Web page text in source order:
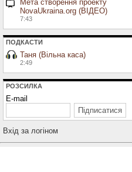
Мета створення проекту
NovaUkraina.org (ВІДЕО)
7:43
ПОДКАСТИ
Таня (Вільна каса)
2:49
РОЗСИЛКА
E-mail
Вхiд за логiном